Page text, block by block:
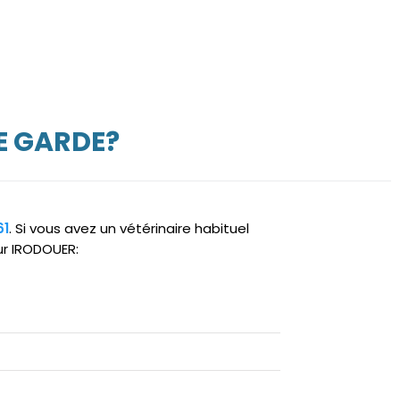
GARDE?
. Si vous avez un vétérinaire habituel